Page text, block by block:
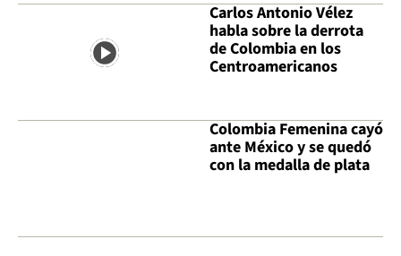
Carlos Antonio Vélez
habla sobre la derrota
de Colombia en los
Centroamericanos
Colombia Femenina cayó
ante México y se quedó
con la medalla de plata